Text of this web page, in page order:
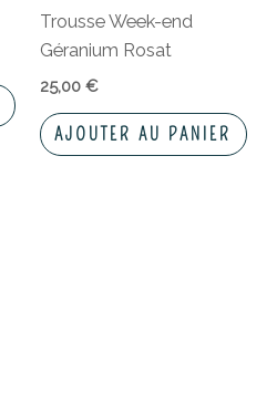
Trousse Week-end
Géranium Rosat
25,00 €
AJOUTER AU PANIER